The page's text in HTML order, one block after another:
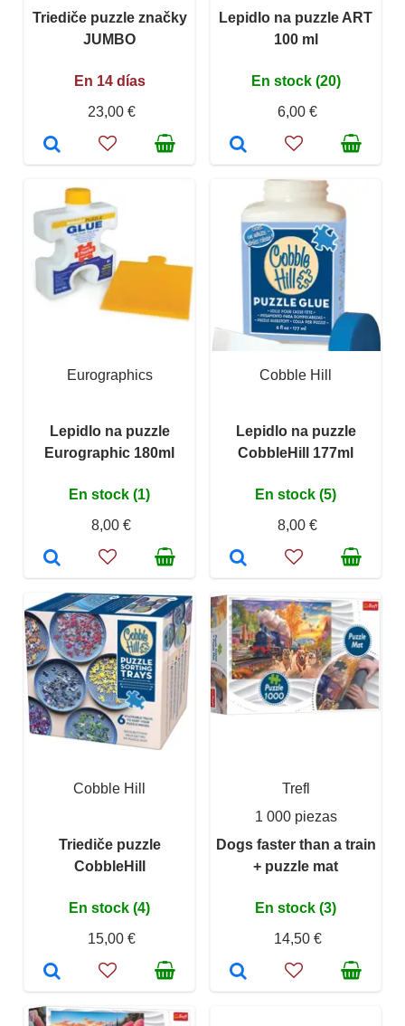
Triediče puzzle značky
JUMBO
En 14 días
23,00 €
Lepidlo na puzzle ART
100 ml
En stock (20)
6,00 €
Eurographics
Lepidlo na puzzle
Eurographic 180ml
En stock (1)
8,00 €
Cobble Hill
Lepidlo na puzzle
CobbleHill 177ml
En stock (5)
8,00 €
Cobble Hill
Triediče puzzle
CobbleHill
En stock (4)
15,00 €
Trefl
1 000 piezas
Dogs faster than a train
+ puzzle mat
En stock (3)
14,50 €